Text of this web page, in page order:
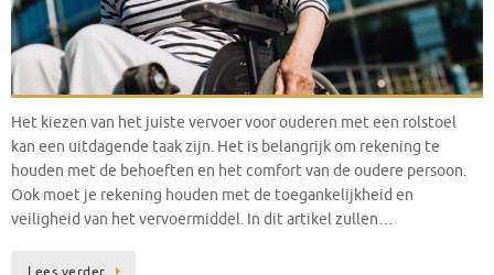
Het kiezen van het juiste vervoer voor ouderen met een rolstoel
kan een uitdagende taak zijn. Het is belangrijk om rekening te
houden met de behoeften en het comfort van de oudere persoon.
Ook moet je rekening houden met de toegankelijkheid en
veiligheid van het vervoermiddel. In dit artikel zullen…
Lees verder